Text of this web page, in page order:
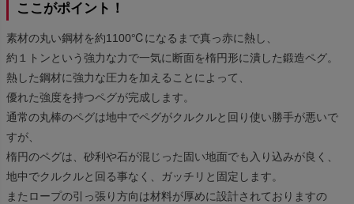
ここがポイント！
素材の丸い鋼材を約1100℃になるまで真っ赤に熱し、
約１トンという強力な力で一気に断面を楕円形に潰した鍛造ペグ。
熱した鋼材に強力な圧力を加えることによって、
優れた強度を持つペグが完成します。
通常の丸棒のペグは地中でペグがクルクルと回り使い勝手が悪いで
すが、
楕円のペグは、砂利や石が混じった固い地面でも入り込みが良く、
地中でクルクルと回る事なく、ガッチリと固定します。
またロープの引っ張り方向は材料が厚めに設計されておりますの